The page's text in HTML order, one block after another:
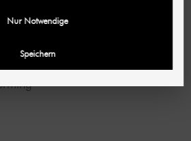
Nur Notwendige
Speichern